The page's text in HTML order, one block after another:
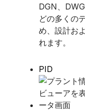
DGN、
どの多くの
め、設計お
れます。
PID